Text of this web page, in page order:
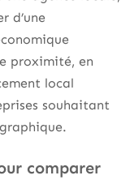
d’une
proximité, en
local
souhaitant
comparer